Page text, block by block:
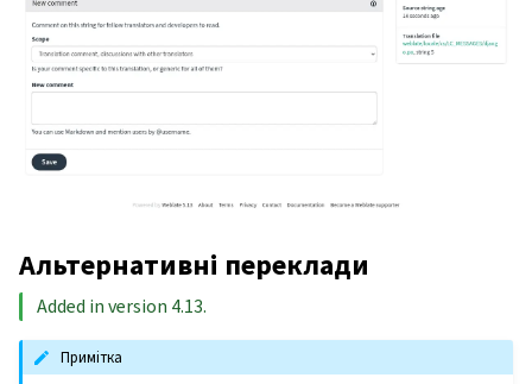
Альтернативні переклади
Added in version 4.13.
Примітка